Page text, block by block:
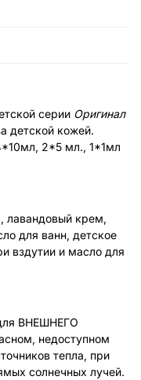
серии Оригинал
детской кожей.
2*5 мл., 1*1мл
лавандовый крем,
для ванн, детское
вздутии и масло для
ВНЕШНЕГО
недоступном
тепла, при
солнечных лучей.